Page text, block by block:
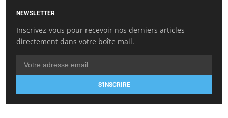
NEWSLETTER
Inscrivez-vous pour recevoir nos derniers articles
directement dans votre boîte mail.
S'INSCRIRE